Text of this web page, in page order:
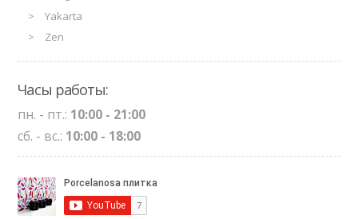
Yakarta
Zen
Часы работы:
пн. - пт.: 10:00 - 21:00
сб. - вс.: 10:00 - 18:00